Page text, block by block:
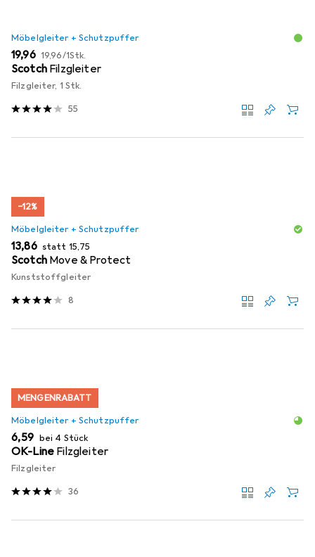
Möbelgleiter + Schutzpuffer
EUR
19,96 EUR
19,96/1Stk.
Scotch Filzgleiter
Filzgleiter, 1 Stk.
55
−12%
Möbelgleiter + Schutzpuffer
EUR
13,86 statt EUR
15,75
Scotch Move & Protect
Kunststoffgleiter
8
MENGENRABATT
Möbelgleiter + Schutzpuffer
EUR
6,59 bei 4 Stück
OK-Line Filzgleiter
Filzgleiter
36